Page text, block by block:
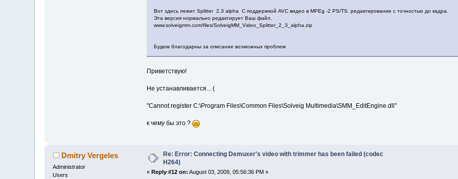
Вот здесь лежит Splitter 2.3 alpha С поддержкой AVC видео в MPEg -2 PS/TS. редактирование с точностью до кадра.
Эта версия нормально редактирует Ваш файл.
www.solveigmm.com/files/SolveigMM_Video_Splitter_2_3_alpha.zip
Будем благодарны за описание возможных проблем
Приветствую!
Не устанавливается... (
"Cannot register C:\Program Files\Common Files\Solveig Multimedia\SMM_EditEngine.dll"
к чему бы это ?
Dmitry Vergeles
Administrator
Users
Re: Error: Connecting Demuxer's video with trimmer has been failed (codec
H264)
« Reply #12 on: August 03, 2009, 05:56:36 PM »